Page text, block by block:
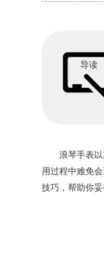
导读
浪琴手表以其
用过程中难免
技巧，帮助你妥